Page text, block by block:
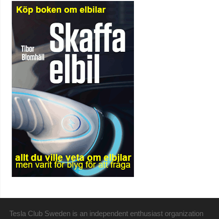
Tesla Club Sweden is an independent enthusiast organization